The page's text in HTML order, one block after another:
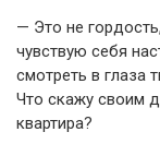
— Это не
чувствую себя
смотреть в глаза
Что скажу своим
квартира?